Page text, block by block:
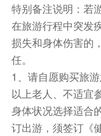
特别备注说明：若
在旅游行程中突发
损失和身体伤害的
任。
1、请自愿购买旅
以上老人、不适宜
身体状况选择适合
订出游，须签订《